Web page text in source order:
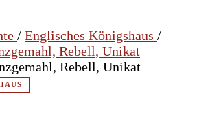
/ Englisches Königshaus /
Rebell, Unikat